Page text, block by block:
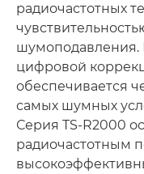
радиочастотных
шумоподавления.
цифровой
обеспечивается
самых шумных
Серия TS-R2000
радиочастотным